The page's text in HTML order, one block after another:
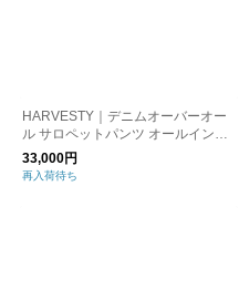
HARVESTY｜デニムオーバーオー
ル サロペットパンツ オールインワ
ン カバーオール レディース a1242
0
33,000円
再入荷待ち